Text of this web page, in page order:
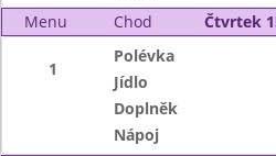
Menu
Chod Čtvrtek
1
Polévka
Jídlo
Doplněk
Nápoj